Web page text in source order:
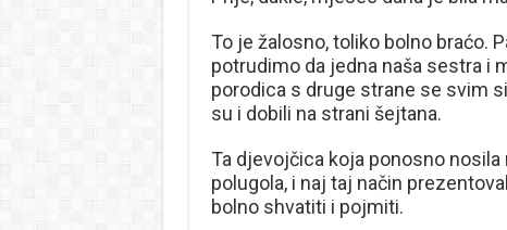
To je žalosno, toliko bolno braćo.
potrudimo da jedna naša sestra i
porodica s druge strane se svim
su i dobili na strani šejtana.
Ta djevojčica koja ponosno
polugola, i naj taj način
bolno shvatiti i pojmiti.